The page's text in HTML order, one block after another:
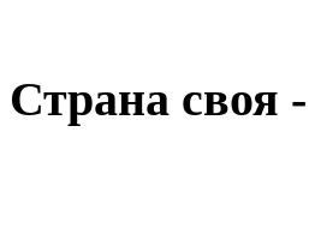
Страна своя